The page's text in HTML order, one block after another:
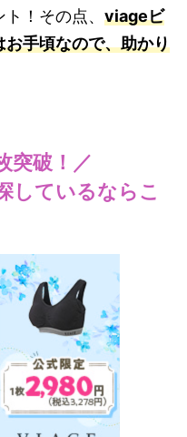
！その点、 viageビ
手頃なので、助かり
突破！／
しているならこ